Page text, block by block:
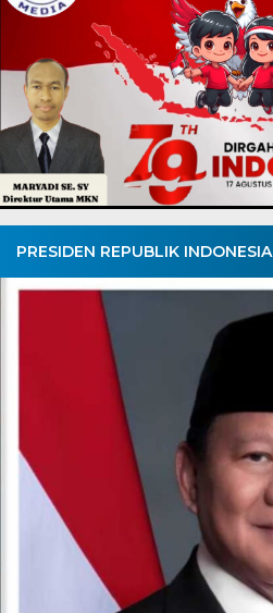
PRESIDEN REPUBLIK INDONESIA